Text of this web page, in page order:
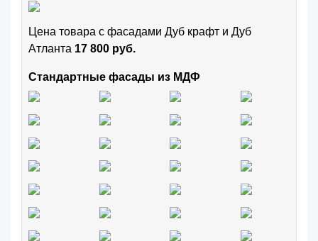
Цена товара с фасадами Дуб крафт и Дуб
Атланта 17 800 руб.
Стандартные фасады из МДФ